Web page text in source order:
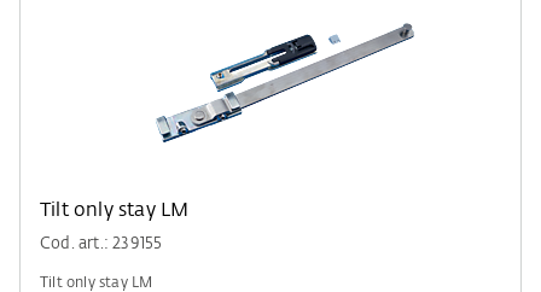
Tilt only stay LM
Cod. art.: 239155
Tilt only stay LM